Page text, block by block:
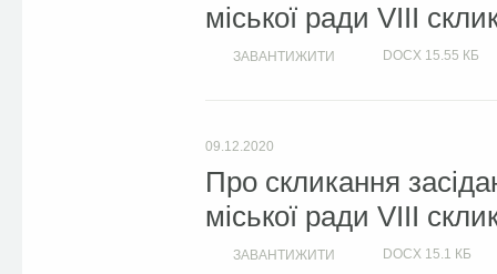
міської ради VIIІ
ЗАВАНТИЖИТИ DOCX 15.55 КБ
09.12.2020
Про скликання
міської ради VIIІ
ЗАВАНТИЖИТИ DOCX 15.1 КБ